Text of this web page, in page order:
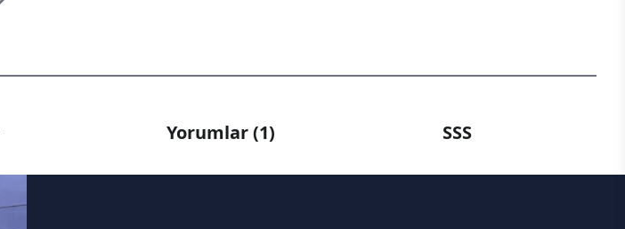
Yorumlar (1) SSS